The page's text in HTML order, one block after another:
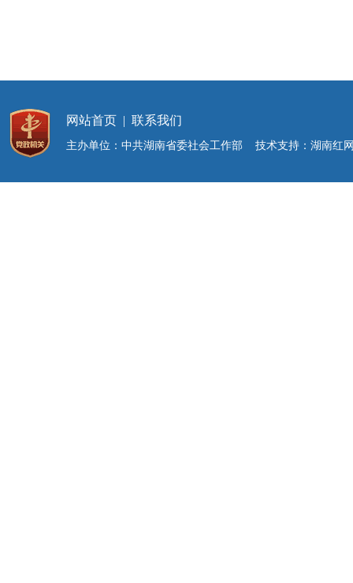
网站首页 |联系我们
主办单位：中共湖南省委社会工作部 技术支持：湖南红